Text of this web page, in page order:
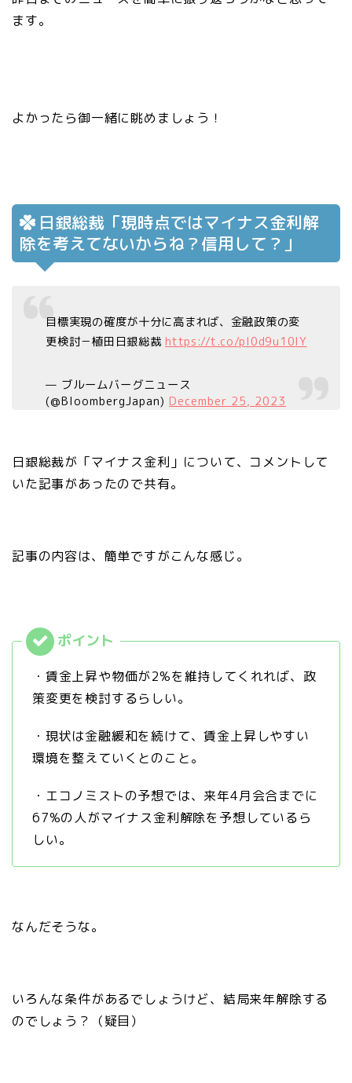
ます。
よかったら御一緒に眺めましょう！
日銀総裁「現時点ではマイナス金利解
除を考えてないからね？信用して？」
目標実現の確度が十分に高まれば、金融政策の変
更検討－植田日銀総裁 https://t.co/pI0d9u10IY
— ブルームバーグニュース
(@BloombergJapan) December 25, 2023
日銀総裁が「マイナス金利」について、コメントして
いた記事があったので共有。
記事の内容は、簡単ですがこんな感じ。
・賃金上昇や物価が2%を維持してくれれば、政
策変更を検討するらしい。
・現状は金融緩和を続けて、賃金上昇しやすい
環境を整えていくとのこと。
・エコノミストの予想では、来年4月会合までに
67%の人がマイナス金利解除を予想しているら
しい。
なんだそうな。
いろんな条件があるでしょうけど、結局来年解除する
のでしょう？（疑目）